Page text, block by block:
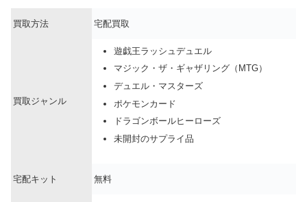
買取方法 宅配買取
買取ジャンル
遊戯王ラッシュデュエル
マジック・ザ・ギャザリング（MTG）
デュエル・マスターズ
ポケモンカード
ドラゴンボールヒーローズ
未開封のサプライ品
宅配キット 無料